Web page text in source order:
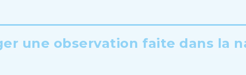
une observation faite dans la